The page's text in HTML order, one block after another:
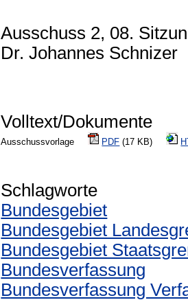
Ausschuss 2, 08.
Dr. Johannes Schnizer
Volltext/Dokumente
Ausschussvorlage PDF (17 KB)
Schlagworte
Bundesgebiet
Bundesgebiet
Bundesgebiet
Bundesverfassung
Bundesverfassung